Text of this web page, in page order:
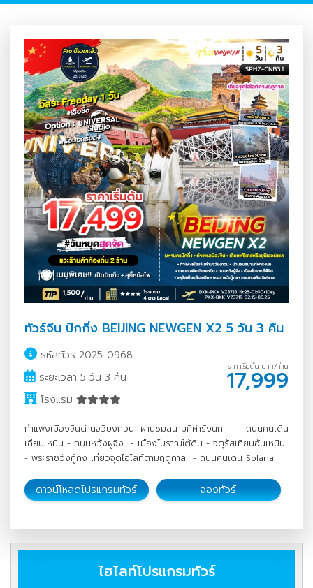
ทัวร์จีน ปักกิ่ง BEIJING NEWGEN X2 5 วัน 3 คืน
รหัสทัวร์ 2025-0968
ระยะเวลา 5 วัน 3 คืน
โรงแรม
ราคาเริ่มต้น บาท/ท่าน
17,999
กำแพงเมืองจีนด่านจวียงกวน ผ่านชมสนามกีฬารังนก - ถนนคนเดิน
เฉียนเหมิน - ถนนหวังฝู่จิ่ง - เมืองโบราณใต้ดิน - จตุรัสเทียนอันเหมิน
- พระราชวังกู้กง เที่ยวจุดไฮไลท์ตามฤดูกาล - ถนนคนเดิน Solana
ดาวน์โหลดโปรแกรมทัวร์ จองทัวร์
ไฮไลท์โปรแกรมทัวร์